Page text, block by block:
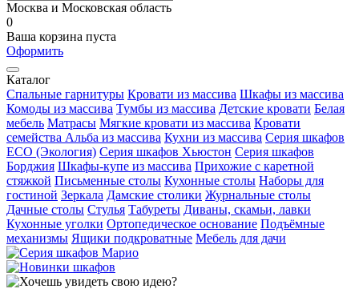
Москва и Московская область
0
Ваша корзина пуста
Оформить
Каталог
Спальные гарнитуры Кровати из массива Шкафы из массива
Комоды из массива Тумбы из массива Детские кровати Белая
мебель Матрасы Мягкие кровати из массива Кровати
семейства Альба из массива Кухни из массива Серия шкафов
ECO (Экология) Серия шкафов Хьюстон Серия шкафов
Борджия Шкафы-купе из массива Прихожие с каретной
стяжкой Письменные столы Кухонные столы Наборы для
гостиной Зеркала Дамские столики Журнальные столы
Дачные столы Стулья Табуреты Диваны, скамьи, лавки
Кухонные уголки Ортопедическое основание Подъёмные
механизмы Ящики подкроватные Мебель для дачи